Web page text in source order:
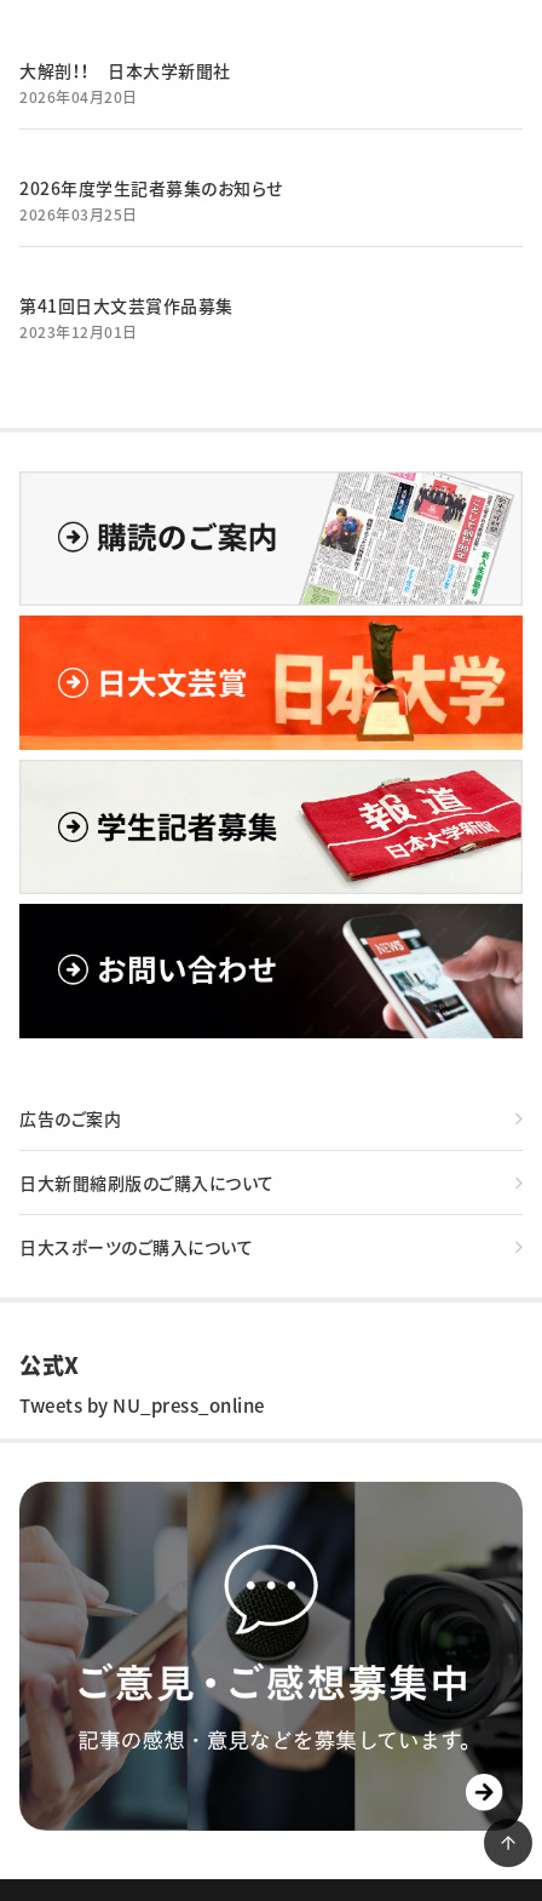
大解剖！！ 日本大学新聞社
2026年04月20日
2026年度学生記者募集のお知らせ
2026年03月25日
第41回日大文芸賞作品募集
2023年12月01日
広告のご案内
日大新聞縮刷版のご購入について
日大スポーツのご購入について
公式X
Tweets by NU_press_online